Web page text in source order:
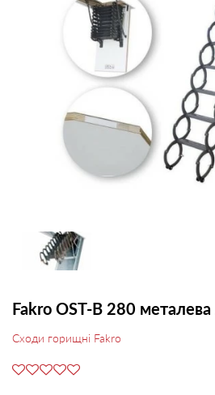
Fakro OST-B 280
Сходи горищні Fakro